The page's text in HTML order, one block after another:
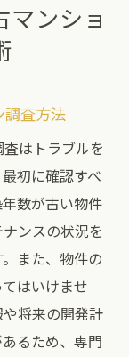
ンショ
調査方法
はトラブルを
初に確認すべ
数が古い物件
ンスの状況を
また、物件の
はいけませ
将来の開発計
るため、専門